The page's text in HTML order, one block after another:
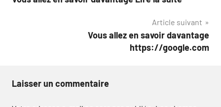
de
Article suivant
Vous allez en savoir davantage
https://google.com
Laisser un commentaire